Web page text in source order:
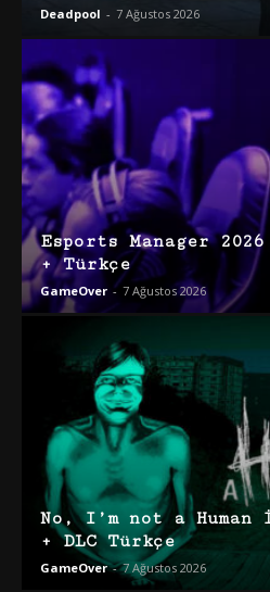
Deadpool - 7 Ağustos 2026
Esports Manager
+ Türkçe
GameOver - 7 Ağustos 2026
No, I’m not a
+ DLC Türkçe
GameOver - 7 Ağustos 2026